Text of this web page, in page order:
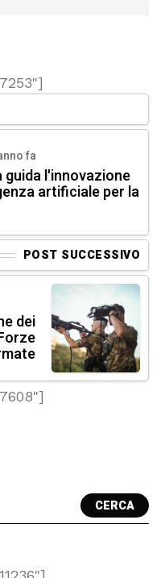
fa
guida l'innovazione
artificiale per la
POST SUCCESSIVO
dei
CERCA